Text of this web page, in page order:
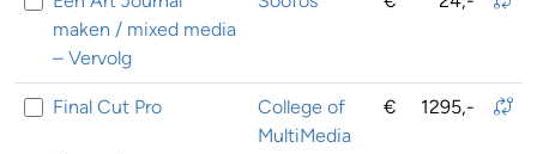
maken / mixed media
– Vervolg
Final Cut Pro
College of
MultiMedia
€ 1295,-